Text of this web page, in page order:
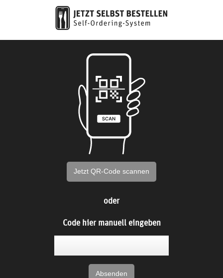
Jetzt QR-Code scannen
oder
Code hier manuell eingeben